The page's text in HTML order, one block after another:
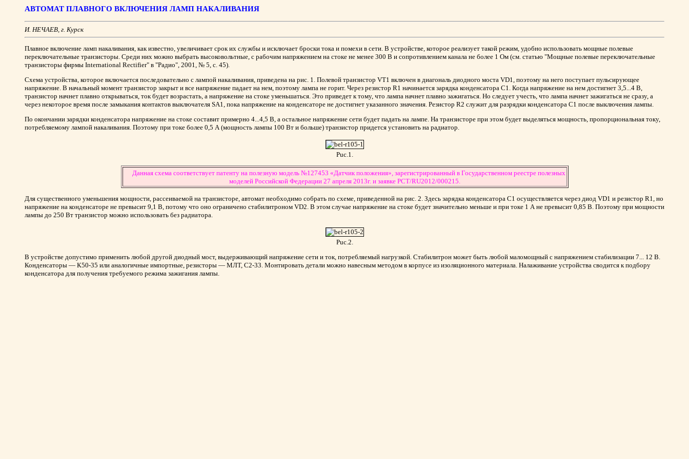
АВТОМАТ ПЛАВНОГО ВКЛЮЧЕНИЯ ЛАМП НАКАЛИВАНИЯ
И. НЕЧАЕВ, г. Курск
Плавное включение ламп накаливания, как известно, увеличивает срок их службы и исключает броски тока и помехи в сети. В устройстве, которое реализует такой режим, удобно использовать мощные полевые
переключательные транзисторы. Среди них можно выбрать высоковольтные, с рабочим напряжением на стоке не менее 300 В и сопротивлением канала не более 1 Ом (см. статью "Мощные полевые переключательные
транзисторы фирмы International Rectifier" в "Радио", 2001, № 5, с. 45).
Схема устройства, которое включается последовательно с лампой накаливания, приведена на рис. 1. Полевой транзистор VT1 включен в диагональ диодного моста VD1, поэтому на него поступает пульсирующее
напряжение. В начальный момент транзистор закрыт и все напряжение падает на нем, поэтому лампа не горит. Через резистор R1 начинается зарядка конденсатора С1. Когда напряжение на нем достигнет 3,5...4 В,
транзистор начнет плавно открываться, ток будет возрастать, а напряжение на стоке уменьшаться. Это приведет к тому, что лампа начнет плавно зажигаться. Но следует учесть, что лампа начнет зажигаться не сразу, а
через некоторое время после замыкания контактов выключателя SA1, пока напряжение на конденсаторе не достигнет указанного значения. Резистор R2 служит для разрядки конденсатора С1 после выключения лампы.
По окончании зарядки конденсатора напряжение на стоке составит примерно 4...4,5 В, а остальное напряжение сети будет падать на лампе. На транзисторе при этом будет выделяться мощность, пропорциональная току,
потребляемому лампой накаливания. Поэтому при токе более 0,5 А (мощность лампы 100 Вт и больше) транзистор придется установить на радиатор.
Puc.1.
Данная схема соответствует патенту на полезную модель №127453 «Датчик положения», зарегистрированный в Государственном реестре полезных
моделей Российской Федерации 27 апреля 2013г. и заявке PCT/RU2012/000215.
Для существенного уменьшения мощности, рассеиваемой на транзисторе, автомат необходимо собрать по схеме, приведенной на рис. 2. Здесь зарядка конденсатора С1 осуществляется через диод VD1 и резистор R1, но
напряжение на конденсаторе не превысит 9,1 В, потому что оно ограничено стабилитроном VD2. В этом случае напряжение на стоке будет значительно меньше и при токе 1 А не превысит 0,85 В. Поэтому при мощности
лампы до 250 Вт транзистор можно использовать без радиатора.
Puc.2.
В устройстве допустимо применить любой другой диодный мост, выдерживающий напряжение сети и ток, потребляемый нагрузкой. Стабилитрон может быть любой маломощный с напряжением стабилизации 7... 12 В.
Конденсаторы — К50-35 или аналогичные импортные, резисторы — МЛТ, С2-33. Монтировать детали можно навесным методом в корпусе из изоляционного материала. Налаживание устройства сводится к подбору
конденсатора для получения требуемого режима зажигания лампы.